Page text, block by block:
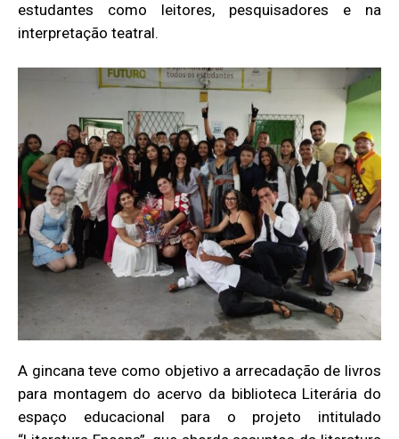
estudantes como leitores, pesquisadores e na
interpretação teatral.
A gincana teve como objetivo a arrecadação de livros
para montagem do acervo da biblioteca Literária do
espaço educacional para o projeto intitulado